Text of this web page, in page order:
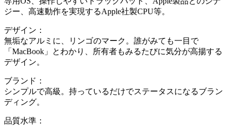
ジー、高速動作を実現するApple社製CPU等。
デザイン：
無垢なアルミに、リンゴのマーク。誰がみても一目で
「MacBook」とわかり、所有者もみるたびに気分が高揚する
デザイン。
ブランド：
シンプルで高級。持っているだけでステータスになるブラン
ディング。
品質水準：